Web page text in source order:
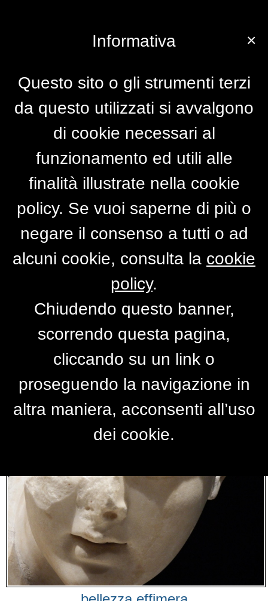
Foto bellezza
×
Informativa
Questo sito o gli strumenti terzi
da questo utilizzati si avvalgono
di cookie necessari al
funzionamento ed utili alle
finalità illustrate nella cookie
policy. Se vuoi saperne di più o
negare il consenso a tutti o ad
alcuni cookie, consulta la cookie
policy.
Chiudendo questo banner,
scorrendo questa pagina,
cliccando su un link o
proseguendo la navigazione in
altra maniera, acconsenti all’uso
dei cookie.